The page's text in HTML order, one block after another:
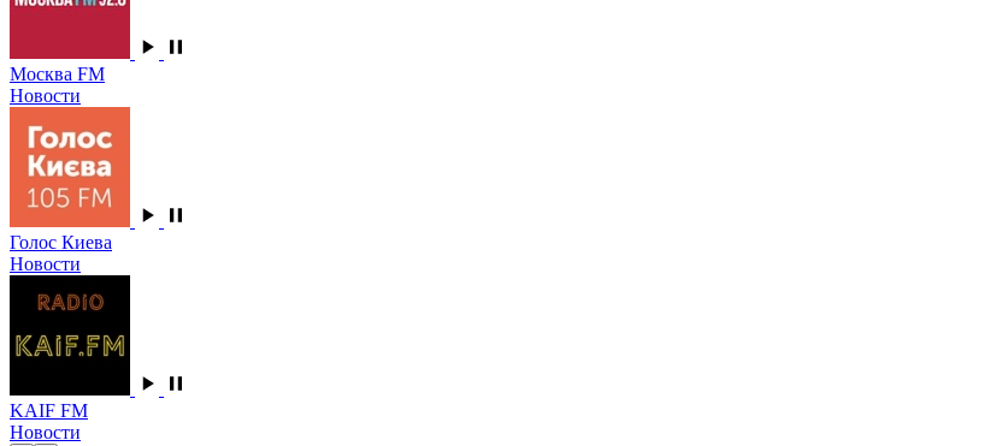
Москва FM
Новости
Голос Киева
Новости
KAIF FM
Новости